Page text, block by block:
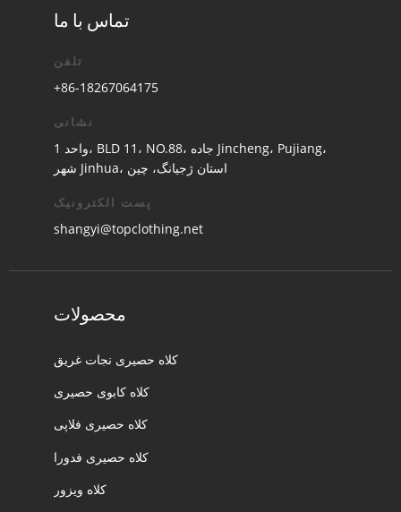
تماس با ما
تلفن
+86-18267064175
نشانی
واحد 1، BLD 11، NO.88، جاده Jincheng، Pujiang،
شهر Jinhua، استان ژجیانگ، چین
پست الکترونیک
shangyi@topclothing.net
محصولات
کلاه حصیری نجات غریق
کلاه کابوی حصیری
کلاه حصیری فلاپی
کلاه حصیری فدورا
کلاه ویزور